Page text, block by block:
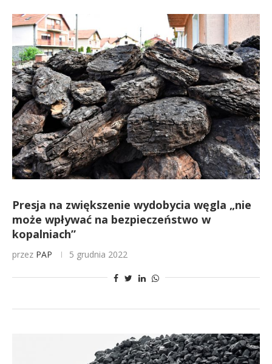
Presja na zwiększenie wydobycia węgla „nie
może wpływać na bezpieczeństwo w
kopalniach”
przez PAP 5 grudnia 2022